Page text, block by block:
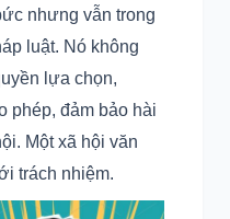
nhưng vẫn trong
luật. Nó không
lựa chọn,
phép, đảm bảo hài
Một xã hội văn
trách nhiệm.